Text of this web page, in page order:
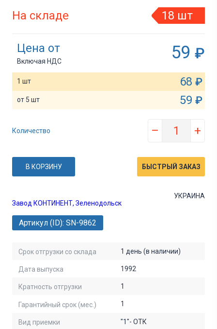
Завод КОНТИНЕНТ, Зеленодольск
УКРАИНА
Артикул (ID): SN-9862
Срок отгрузки со склада 1 день (в наличии)
Дата выпуска 1992
Кратность отгрузки 1
Гарантийный срок (мес.) 1
Вид приемки "1"- ОТК
На складе 18 шт
Цена от
Включая НДС 59 ₽
1 шт 68 ₽
от 5 шт 59 ₽
Количество – +
В КОРЗИНУ БЫСТРЫЙ ЗАКАЗ